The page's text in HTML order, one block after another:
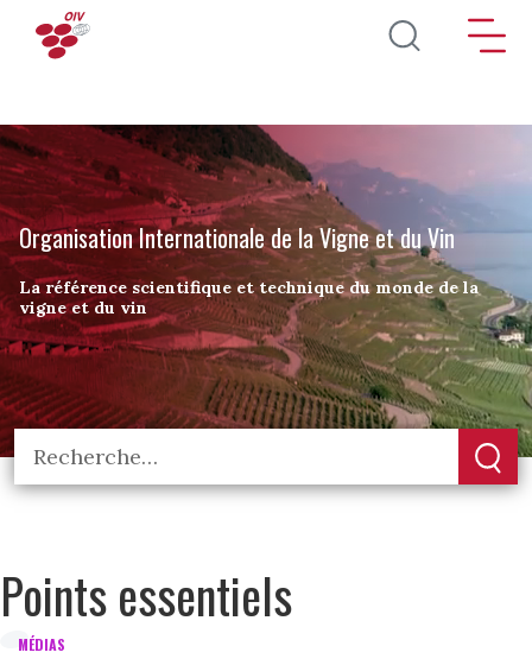
Aller au contenu principal
Organisation Internationale de la Vigne et du Vin
La référence scientifique et technique du monde de la
vigne et du vin
Points essentiels
MÉDIAS